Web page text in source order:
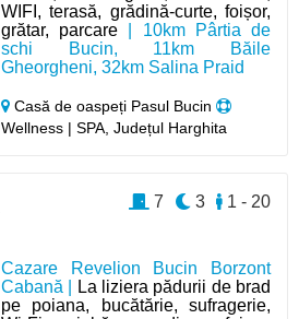
WIFI, terasă, grădină-curte, foișor,
grătar, parcare | 10km Pârtia de
schi Bucin, 11km Băile
Gheorgheni, 32km Salina Praid
Casă de oaspeți Pasul Bucin
Wellness | SPA, Județul Harghita
Cazare Revelion Bucin Borzont
Cabană |
La liziera pădurii de brad
pe poiana, bucătărie, sufragerie,
1 - 20
3
7